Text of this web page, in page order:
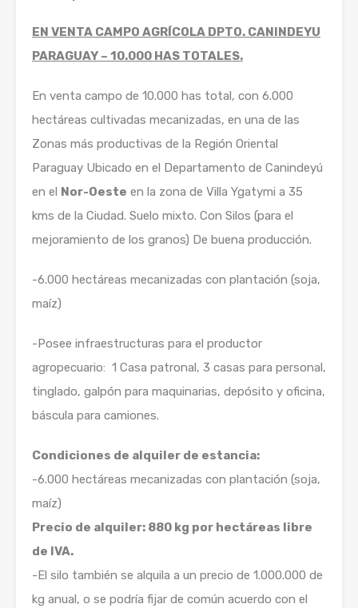
EN VENTA CAMPO AGRÍCOLA DPTO. CANINDEYU
PARAGUAY – 10.000 HAS TOTALES.
En venta campo de 10.000 has total, con 6.000
hectáreas cultivadas mecanizadas, en una de las
Zonas más productivas de la Región Oriental
Paraguay Ubicado en el Departamento de Canindeyú
en el Nor-Oeste en la zona de Villa Ygatymi a 35
kms de la Ciudad. Suelo mixto. Con Silos (para el
mejoramiento de los granos) De buena producción.
-6.000 hectáreas mecanizadas con plantación (soja,
maíz)
-Posee infraestructuras para el productor
agropecuario: 1 Casa patronal, 3 casas para personal,
tinglado, galpón para maquinarias, depósito y oficina,
báscula para camiones.
Condiciones de alquiler de estancia:
-6.000 hectáreas mecanizadas con plantación (soja,
maíz)
Precio de alquiler: 880 kg por hectáreas libre
de IVA.
-El silo también se alquila a un precio de 1.000.000 de
kg anual, o se podría fijar de común acuerdo con el